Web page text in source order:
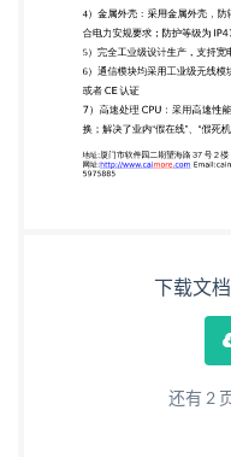
计 1）丰富的接口类
RS485 接口、RS422
口， 满足客户应用现
络支持：支持
SCDMA/EVDO/LTE-
VWM（Virtual Man
统稳定可靠 4）金属
抗干扰；外壳和系统
安规要求；防护等级
下载文
还有 2